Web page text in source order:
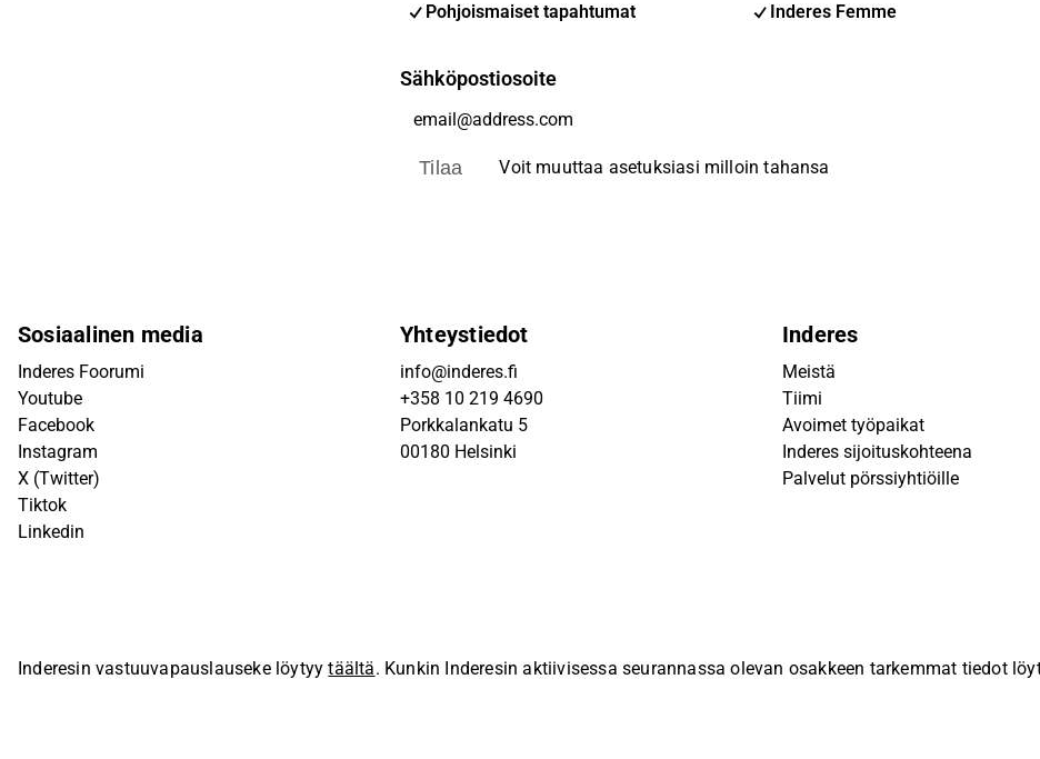
Pohjoismaiset tapahtumat
Inderes Femme
Sähköpostiosoite
Tilaa Voit muuttaa asetuksiasi milloin tahansa
Sosiaalinen media
Inderes Foorumi
Youtube
Facebook
Instagram
X (Twitter)
Tiktok
Linkedin
Yhteystiedot
info@inderes.fi
+358 10 219 4690
Porkkalankatu 5
00180 Helsinki
Inderes
Meistä
Tiimi
Avoimet työpaikat
Inderes sijoituskohteena
Palvelut pörssiyhtiöille
Inderesin vastuuvapauslauseke löytyytäältä. Kunkin Inderesin aktiivisessa seurannassa olevan osakkeen tarkemmat tiedot